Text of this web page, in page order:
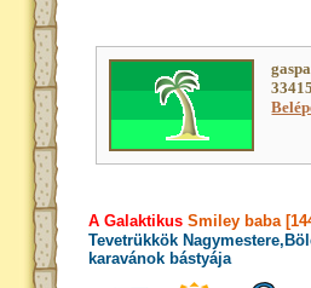
A Galaktikus Smiley baba
Tevetrükkök
karavánok bástyája